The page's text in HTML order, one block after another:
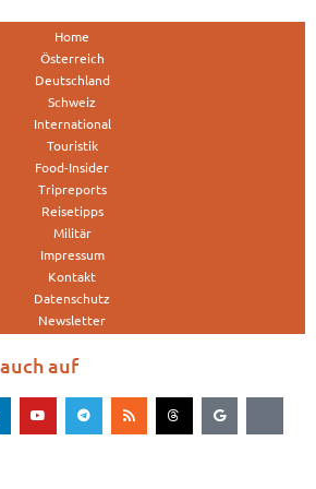
Home
Österreich
Deutschland
Schweiz
International
Touristik
Food-Insider
Tripreports
Reisetipps
Militär
Impressum
Kontakt
Datenschutz
Newsletter
auf